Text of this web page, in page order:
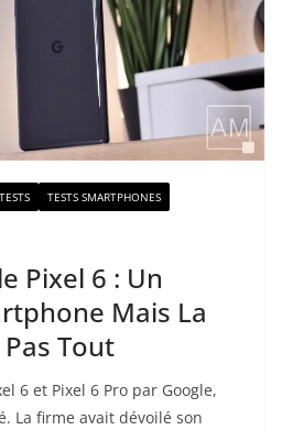
TESTS TESTS SMARTPHONES
Pixel 6 : Un
Mais La
Tout
6 et Pixel 6 Pro par Google,
La firme avait dévoilé son